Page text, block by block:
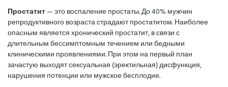
Простатит— это воспаление простаты. До 40% мужчин
репродуктивного возраста страдают простатитом. Наиболее
опасным является хронический простатит, в связи с
длительным бессимптомным течением или бедными
клиническими проявлениями. При этом на первый план
зачастую выходят сексуальная (эректильная) дисфункция,
нарушения потенции или мужское бесплодие.